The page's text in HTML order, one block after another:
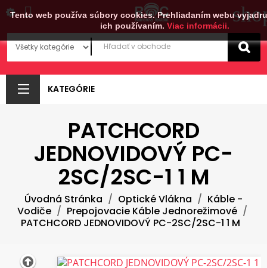
Tento web používa súbory cookies. Prehliadaním webu
ich používaním. Viac informácii.

KATEGÓRIE
PATCHCORD
JEDNOVIDOVÝ PC-
2SC/2SC-1 1 M
Úvodná Stránka Optické Vlákna
Káble -
Vodiče
Prepojovacie Káble Jednorežimové
PATCHCORD JEDNOVIDOVÝ PC-2SC/2SC-1 1 M